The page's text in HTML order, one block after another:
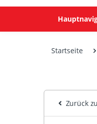
Startseite
Zurück